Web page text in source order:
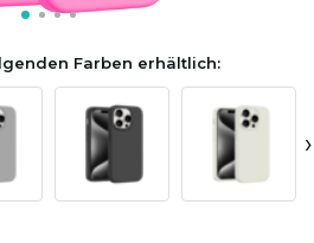
Farben erhältlich:
›